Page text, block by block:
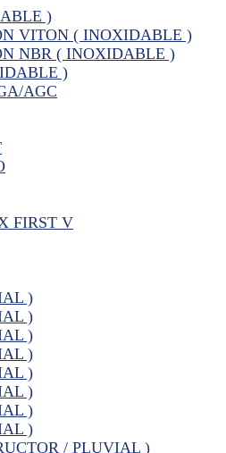
)
VITON ( INOXIDABLE )
NBR ( INOXIDABLE )
)
AGC
FIRST V
)
)
)
)
)
)
)
)
/ PLUVIAL )